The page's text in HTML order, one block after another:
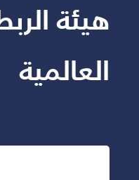
العالمية